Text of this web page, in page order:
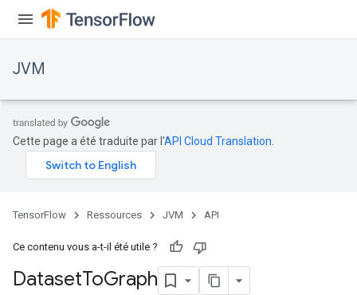
JVM
Cette page a été traduite par l'API Cloud Translation
TensorFlow Ressources JVM API
Ce contenu vous a-t-il été utile ?
DatasetToGraph